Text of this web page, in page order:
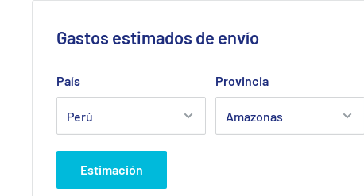
Gastos estimados de envío
País Provincia
Estimación